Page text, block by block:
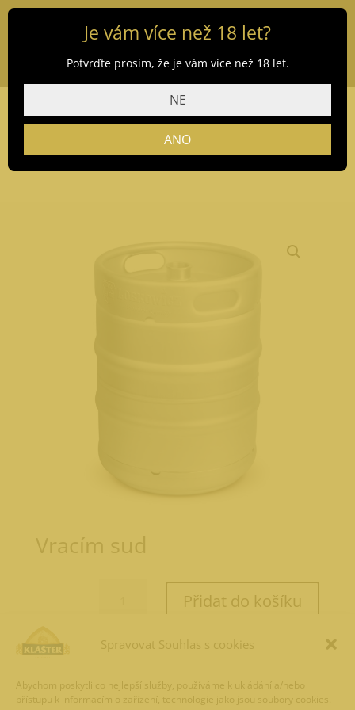
Spravovat Souhlas s cookies
Abychom poskytli co nejlepší služby, používáme k ukládání a/nebo
přístupu k informacím o zařízení, technologie jako jsou soubory cookies.
Domů/Obchod/Vrácení obalů/ Vracím sud
Vracím sud
Přidat do košíku
0,00
Je vám více než 18 let?
Potvrďte prosím, že je vám více než 18 let.
NE
ANO